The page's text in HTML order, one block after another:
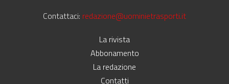
Contattaci: redazione@uominietrasporti.it
La rivista
Abbonamento
La redazione
Contatti